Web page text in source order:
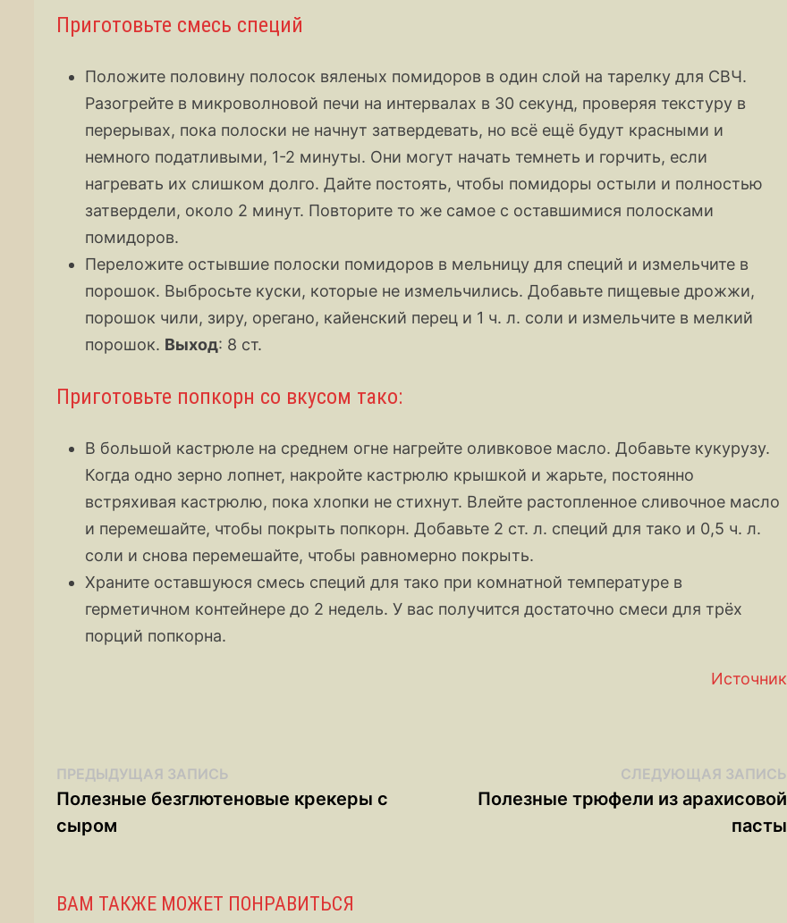
Приготовьте смесь специй
Положите половину полосок вяленых помидоров в один слой на тарелку для СВЧ.
Разогрейте в микроволновой печи на интервалах в 30 секунд, проверяя текстуру в
перерывах, пока полоски не начнут затвердевать, но всё ещё будут красными и
немного податливыми, 1-2 минуты. Они могут начать темнеть и горчить, если
нагревать их слишком долго. Дайте постоять, чтобы помидоры остыли и полностью
затвердели, около 2 минут. Повторите то же самое с оставшимися полосками
помидоров.
Переложите остывшие полоски помидоров в мельницу для специй и измельчите в
порошок. Выбросьте куски, которые не измельчились. Добавьте пищевые дрожжи,
порошок чили, зиру, орегано, кайенский перец и 1 ч. л. соли и измельчите в мелкий
порошок. Выход: 8 ст.
Приготовьте попкорн со вкусом тако:
В большой кастрюле на среднем огне нагрейте оливковое масло. Добавьте кукурузу.
Когда одно зерно лопнет, накройте кастрюлю крышкой и жарьте, постоянно
встряхивая кастрюлю, пока хлопки не стихнут. Влейте растопленное сливочное масло
и перемешайте, чтобы покрыть попкорн. Добавьте 2 ст. л. специй для тако и 0,5 ч. л.
соли и снова перемешайте, чтобы равномерно покрыть.
Храните оставшуюся смесь специй для тако при комнатной температуре в
герметичном контейнере до 2 недель. У вас получится достаточно смеси для трёх
порций попкорна.
Источник
Навигация
по
записям
ПРЕДЫДУЩАЯ ЗАПИСЬ
запись:
Полезные безглютеновые крекеры с
сыром
СЛЕДУЮЩАЯ ЗАПИСЬ
Полезные трюфели из арахисовой
пасты
ВАМ ТАКЖЕ МОЖЕТ ПОНРАВИТЬСЯ